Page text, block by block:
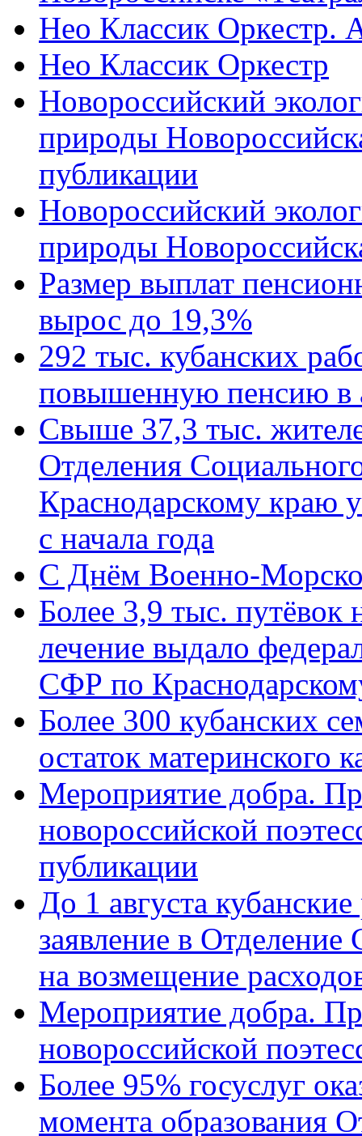
Нео Классик Оркестр.
Нео Классик Оркестр
Новороссийский
природы
публикации
Новороссийский
природы
Размер выплат
вырос до 19,3%
292 тыс. кубанских
повышенную пенсию в
Свыше 37,3 тыс.
Отделения
Краснодарскому краю
с начала года
C Днём Военно-
Более 3,9 тыс. путёвок
лечение выдало
СФР по
Более 300 кубанских
остаток материнского
Мероприятие добра.
новороссийской
публикации
До 1 августа
заявление в
на возмещение
Мероприятие добра.
новороссийской
Более 95% госуслуг
момента образования